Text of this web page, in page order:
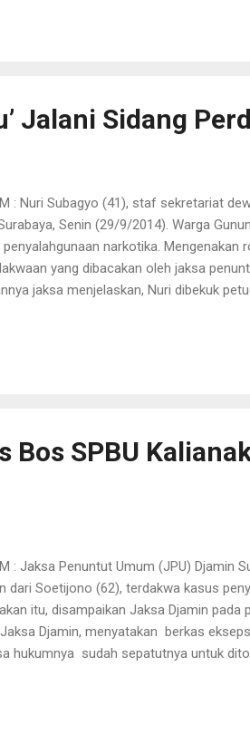
terbukti secara sah dan meyakinkan
Jalani Sidang
: Nuri Subagyo (41), staf sekretariat
Senin (29/9/2014). Warga
narkotika. Mengenakan
yang dibacakan oleh jaksa
jaksa menjelaskan, Nuri dibekuk
petugas polisi” kata jaksa Oja. Saat
Bos SPBU
: Jaksa Penuntut Umum (JPU)
dari Soetijono (62), terdakwa kasus
itu, disampaikan Jaksa Djamin pada
Djamin, menyatakan berkas
hukumnya sudah sepatutnya untuk
terdakwa, secara keseluruhan